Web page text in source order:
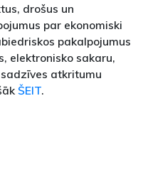
drošus un
par ekonomiski
pakalpojumus
elektronisko sakaru,
atkritumu
ŠEIT.